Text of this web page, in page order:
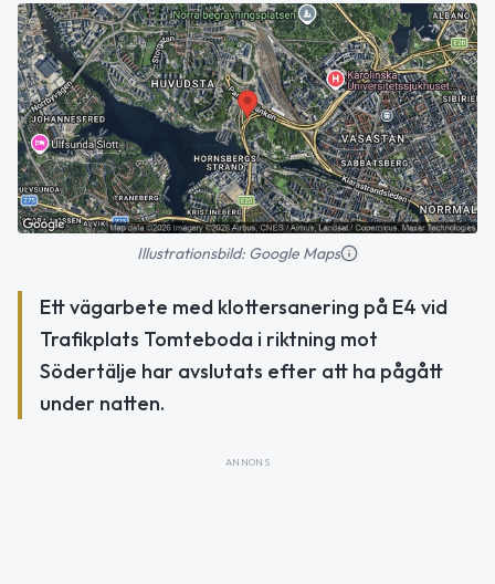
Illustrationsbild: Google Maps
Ett vägarbete med klottersanering på E4 vid
Trafikplats Tomteboda i riktning mot
Södertälje har avslutats efter att ha pågått
under natten.
ANNONS